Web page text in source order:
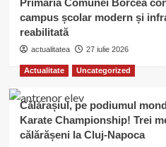
Primăria Comunei Borcea
campus școlar modern și
reabilitată
actualitatea 27 iulie 2026
Actualitate Uncategorized
Călărașiul, pe podiumul
Karate Championship! Trei
călărășeni la Cluj-Napoca